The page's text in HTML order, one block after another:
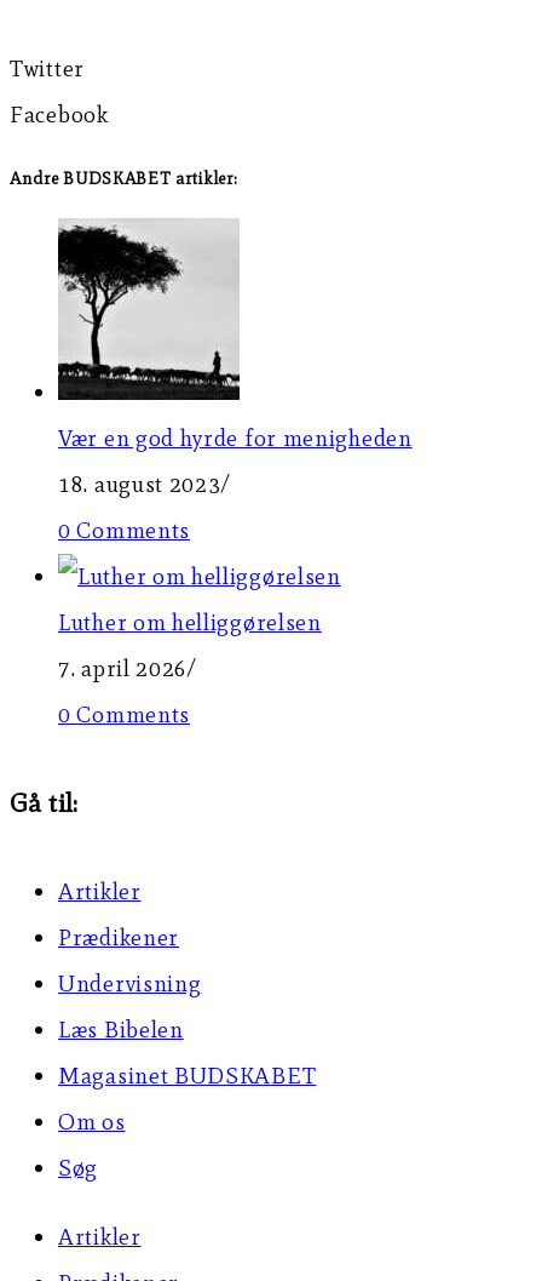
Twitter
Facebook
Andre BUDSKABET artikler:
Vær en god hyrde for menigheden
18. august 2023/
0 Comments
Luther om helliggørelsen
7. april 2026/
0 Comments
Gå til:
Artikler
Prædikener
Undervisning
Læs Bibelen
Magasinet BUDSKABET
Om os
Søg
Artikler